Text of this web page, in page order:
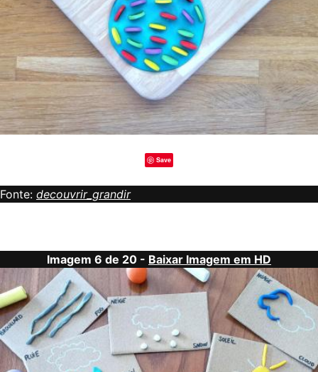
Save
Fonte: decouvrir_grandir
Imagem 6 de 20 - Baixar Imagem em HD